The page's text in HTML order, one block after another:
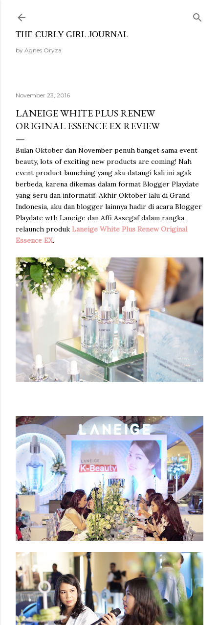
THE CURLY GIRL JOURNAL
by Agnes Oryza
November 23, 2016
LANEIGE WHITE PLUS RENEW
ORIGINAL ESSENCE EX REVIEW
Bulan Oktober dan November penuh banget sama event
beauty, lots of exciting new products are coming! Nah
event product launching yang aku datangi kali ini agak
berbeda, karena dikemas dalam format Blogger Playdate
yang seru dan informatif. Akhir Oktober lalu di Grand
Indonesia, aku dan blogger lainnya hadir di acara Blogger
Playdate wth Laneige dan Affi Assegaf dalam rangka
relaunch produk Laneige White Plus Renew Original
Essence EX.